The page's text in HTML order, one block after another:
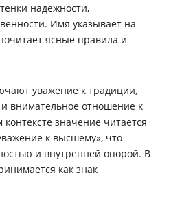
надёжности,
Имя указывает на
ясные правила и
уважение к традиции,
внимательное отношение к
значение читается
к высшему», что
и внутренней опорой. В
как знак